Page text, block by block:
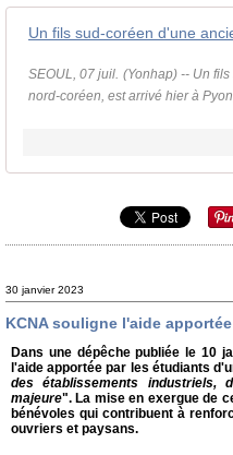
SEOUL, 07 juil. (Yonhap) -- Un
nord-coréen, est arrivé hier à
30 janvier 2023
KCNA souligne l'aide
Dans une dépêche publiée le 10
l'aide apportée par les étudiants
des établissements industriels,
majeure". La mise en exergue de
bénévoles qui contribuent à
ouvriers et paysans.